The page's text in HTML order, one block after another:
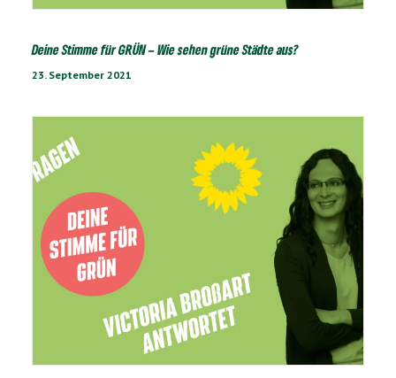
Deine Stimme für GRÜN – Wie sehen grüne Städte aus?
23. September 2021